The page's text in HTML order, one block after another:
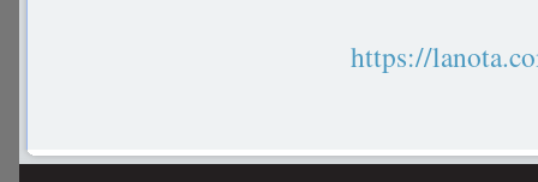
https://